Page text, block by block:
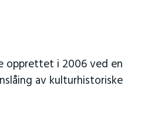
opprettet i 2006 ved en
av kulturhistoriske